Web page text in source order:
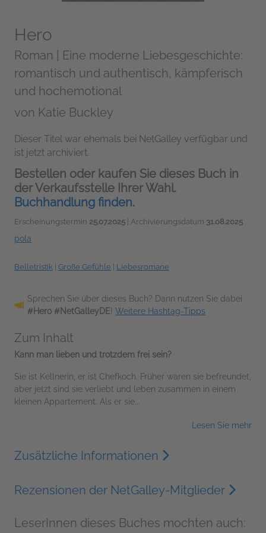
Hero
Roman | Eine moderne Liebesgeschichte:
romantisch und authentisch, kämpferisch
und hochemotional
von Katie Buckley
Dieser Titel war ehemals bei NetGalley verfügbar und
ist jetzt archiviert.
Bestellen oder kaufen Sie dieses Buch in
der Verkaufsstelle Ihrer Wahl.
Buchhandlung finden.
Erscheinungstermin 25.07.2025 | Archivierungsdatum 31.08.2025
pola
Belletristik Große Gefühle Liebesromane
Sprechen Sie über dieses Buch? Dann nutzen Sie dabei
#Hero #NetGalleyDE! Weitere Hashtag-Tipps
Zum Inhalt
Kann man lieben und trotzdem frei sein?
Sie ist Kellnerin, er ist Chefkoch. Früher waren sie befreundet,
aber jetzt sind sie verliebt und leben zusammen in einem
kleinen Appartement. Als er sie...
Lesen Sie mehr
Zusätzliche Informationen
Rezensionen der NetGalley-Mitglieder
LeserInnen dieses Buches mochten auch: